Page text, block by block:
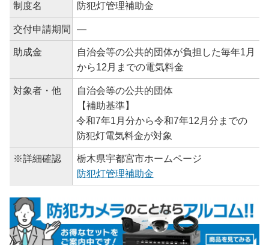
制度名 防犯灯管理補助金
交付申請期間 ―
助成金
自治会等の公共的団体が負担した毎年1月
から12月までの電気料金
対象者・他
自治会等の公共的団体
【補助基準】
令和7年1月分から令和7年12月分までの
防犯灯電気料金が対象
※詳細確認
栃木県宇都宮市ホームページ
防犯灯管理補助金